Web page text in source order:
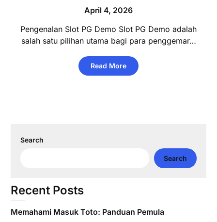
April 4, 2026
Pengenalan Slot PG Demo Slot PG Demo adalah
salah satu pilihan utama bagi para penggemar…
Read More
Search
Search
Recent Posts
Memahami Masuk Toto: Panduan Pemula